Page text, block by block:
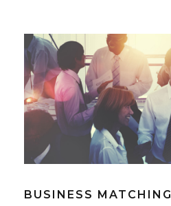
BUSINESS MATCHING